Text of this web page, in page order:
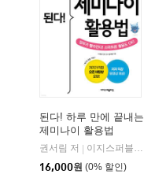
된다! 하루 만에 끝내는
제미나이 활용법
권서림 저
이지스퍼블리싱 (주)
16,000원 (0% 할인)